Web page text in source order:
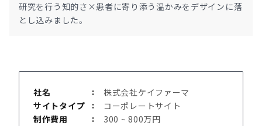
研究を行う知的さ×患者に寄り添う温かみをデザインに落
とし込みました。
社名
株式会社ケイファーマ
サイトタイプ
コーポレートサイト
制作費用
300 ~ 800万円